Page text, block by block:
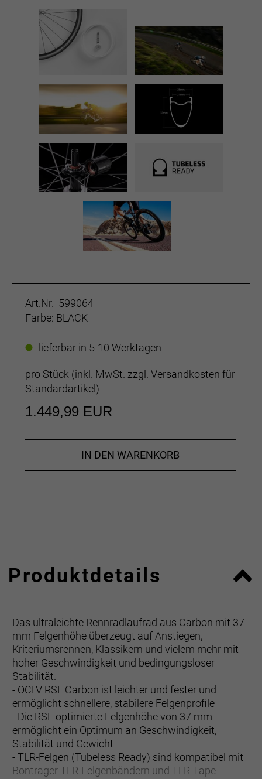
Art.Nr. 599064
Farbe: BLACK
lieferbar in 5-10 Werktagen
pro Stück (inkl. MwSt. zzgl. Versandkosten für
Standardartikel)
1.449,99 EUR
IN DEN WARENKORB
Produktdetails
Das ultraleichte Rennradlaufrad aus Carbon mit 37
mm Felgenhöhe überzeugt auf Anstiegen,
Kriteriumsrennen, Klassikern und vielem mehr mit
hoher Geschwindigkeit und bedingungsloser
Stabilität.
- OCLV RSL Carbon ist leichter und fester und
ermöglicht schnellere, stabilere Felgenprofile
- Die RSL-optimierte Felgenhöhe von 37 mm
ermöglicht ein Optimum an Geschwindigkeit,
Stabilität und Gewicht
- TLR-Felgen (Tubeless Ready) sind kompatibel mit
Bontrager TLR-Felgenbändern und TLR-Tape